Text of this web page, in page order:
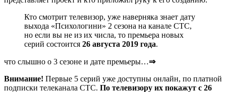
Кто смотрит телевизор, уже наверняка знает дату
выхода «Психологини» 2 сезона на канале СТС,
но если вы не из их числа, то премьера новых
серий состоится 26 августа 2019 года.
что слышно о 3 сезоне и дате премьеры…⇒
Внимание! Первые 5 серий уже доступны онлайн, по платной
подписки телеканала СТС. По телевизору их покажут с 26